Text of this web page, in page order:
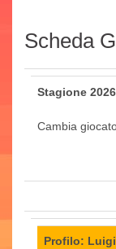
Scheda
Stagione
Cambia
Profilo: